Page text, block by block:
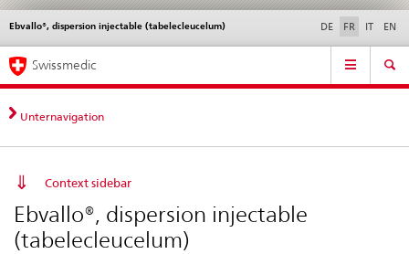
Navigation
directe:
actualités,
bases
contact
Actualités & Mises à
normes
Contact | Support &
aide
Ebvallo®, dispersion injectable (tabelecleucelum) DE FR IT EN
Service
Navigation
Swissmedic
Unternavigation
Context sidebar
Ebvallo®, dispersion injectable
(tabelecleucelum)